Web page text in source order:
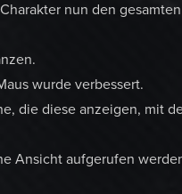
nun den
wurde verbessert.
die diese anzeigen, mit
Ansicht aufgerufen